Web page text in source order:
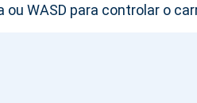
WASD para controlar o